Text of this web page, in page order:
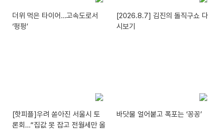
더위 먹은 타이어…고속도로서
‘펑펑’
[2026.8.7] 김진의 돌직구쇼 다
시보기
[핫피플]우려 쏟아진 서울시 토
론회…“집값 못 잡고 전월세만 올
바닷물 얼어붙고 폭포는 ‘꽁꽁’